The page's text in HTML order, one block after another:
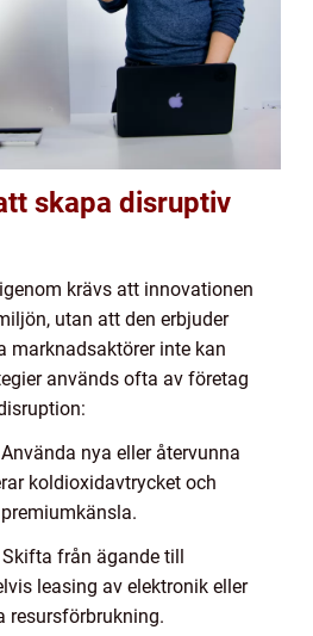
skapa disruptiv
krävs att innovationen
utan att den erbjuder
marknadsaktörer inte kan
används ofta av företag
Använda nya eller återvunna
koldioxidavtrycket och
Skifta från ägande till
leasing av elektronik eller
resursförbrukning.